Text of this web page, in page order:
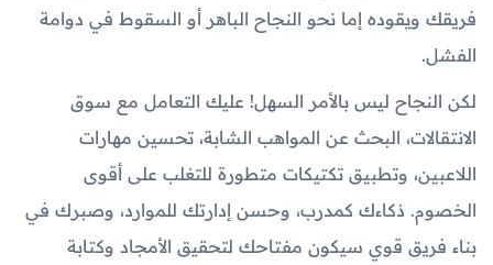
فريقك ويقوده إما نحو النجاح الباهر أو السقوط في دوامة
الفشل.
لكن النجاح ليس بالأمر السهل! عليك التعامل مع سوق
الانتقالات، البحث عن المواهب الشابة، تحسين مهارات
اللاعبين، وتطبيق تكتيكات متطورة للتغلب على أقوى
الخصوم. ذكاءك كمدرب، وحسن إدارتك للموارد، وصبرك في
بناء فريق قوي سيكون مفتاحك لتحقيق الأمجاد وكتابة